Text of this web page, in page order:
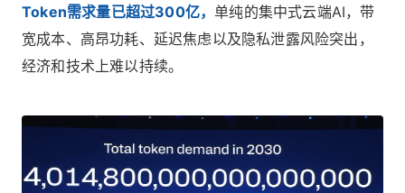
Token需求量已超过300亿，单纯的集中式云端AI，带
宽成本、高昂功耗、延迟焦虑以及隐私泄露风险突出，
经济和技术上难以持续。